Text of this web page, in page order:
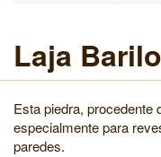
Laja
Esta piedra, procedente
especialmente para
paredes.